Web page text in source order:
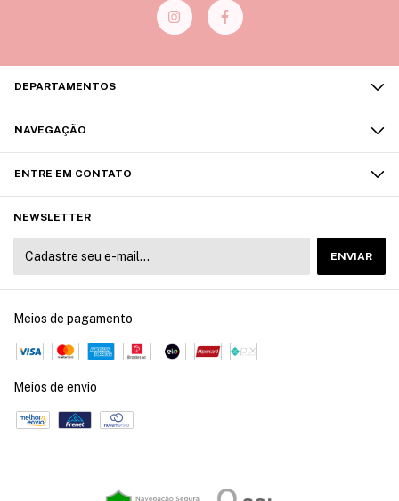
DEPARTAMENTOS
NAVEGAÇÃO
ENTRE EM CONTATO
NEWSLETTER
Meios de pagamento
Meios de envio